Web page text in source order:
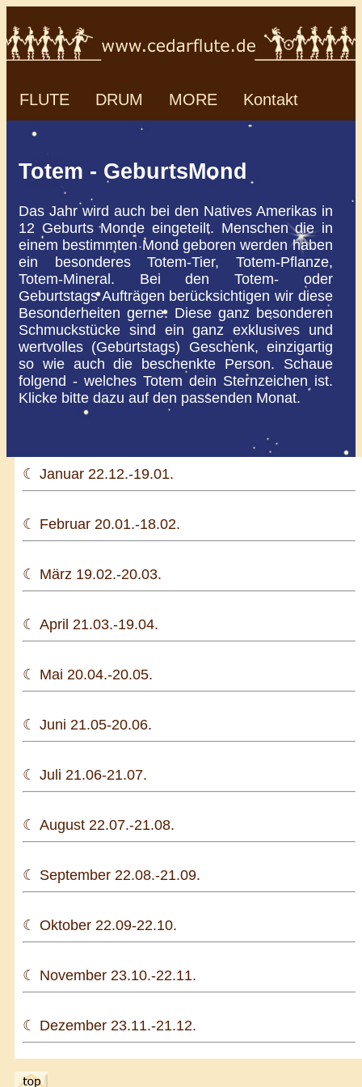
FLUTE DRUM MORE Kontakt
Totem - GeburtsMond
Das Jahr wird auch bei den Natives Amerikas in
12 Geburts Monde eingeteilt. Menschen die in
einem bestimmten Mond geboren werden haben
ein besonderes Totem-Tier, Totem-Pflanze,
Totem-Mineral. Bei den Totem- oder
Geburtstags Aufträgen berücksichtigen wir diese
Besonderheiten gerne. Diese ganz besonderen
Schmuckstücke sind ein ganz exklusives und
wertvolles (Geburtstags) Geschenk, einzigartig
so wie auch die beschenkte Person. Schaue
folgend - welches Totem dein Sternzeichen ist.
Klicke bitte dazu auf den passenden Monat.
☾ Januar 22.12.-19.01.
☾ Februar 20.01.-18.02.
☾ März 19.02.-20.03.
☾ April 21.03.-19.04.
☾ Mai 20.04.-20.05.
☾ Juni 21.05-20.06.
☾ Juli 21.06-21.07.
☾ August 22.07.-21.08.
☾ September 22.08.-21.09.
☾ Oktober 22.09-22.10.
☾ November 23.10.-22.11.
☾ Dezember 23.11.-21.12.